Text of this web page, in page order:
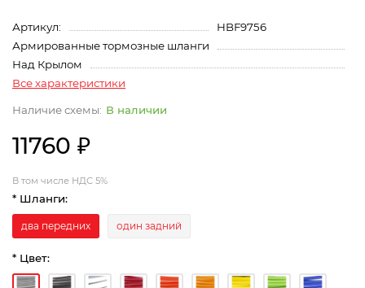
Артикул:
HBF9756
Армированные тормозные шланги
Над Крылом
Все характеристики
В наличии
11760 ₽
В том числе НДС 5%
* Шланги:
два передних один задний
* Цвет: